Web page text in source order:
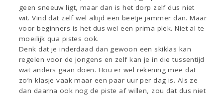
geen sneeuw ligt, maar dan is het dorp zelf dus niet
wit. Vind dat zelf wel altijd een beetje jammer dan. Maar
voor beginners is het dus wel een prima plek. Niet al te
moeilijk qua pistes ook.
Denk dat je inderdaad dan gewoon een skiklas kan
regelen voor de jongens en zelf kan je in die tussentijd
wat anders gaan doen. Hou er wel rekening mee dat
zo’n klasje vaak maar een paar uur per dag is. Als ze
dan daarna ook nog de piste af willen, zou dat dus niet